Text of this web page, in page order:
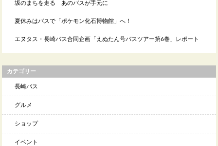
坂のまちを走る あのバスが手元に
夏休みはバスで「ポケモン化石博物館」へ！
エヌタス・長崎バス合同企画「えぬたん号バスツアー第6巻」レポート
カテゴリー
長崎バス
グルメ
ショップ
イベント